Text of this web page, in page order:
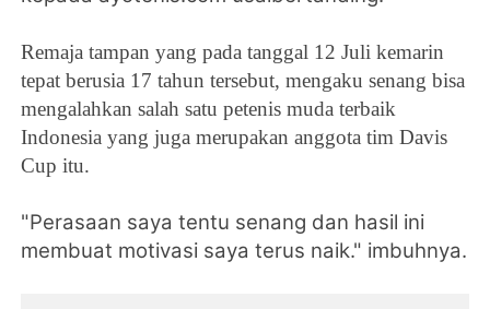
Remaja tampan yang pada tanggal 12 Juli kemarin
tepat berusia 17 tahun tersebut, mengaku senang bisa
mengalahkan salah satu petenis muda terbaik
Indonesia yang juga merupakan anggota tim Davis
Cup itu.
"Perasaan saya tentu senang dan hasil ini
membuat motivasi saya terus naik." imbuhnya.